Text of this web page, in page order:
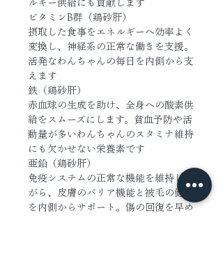
ルギー供給にも貢献します
ビタミンB群（鶏砂肝）
摂取した食事をエネルギーへ効率よく
変換し、神経系の正常な働きを支援。
活発なわんちゃんの毎日を内側から支
えます
鉄（鶏砂肝）
赤血球の生成を助け、全身への酸素供
給をスムーズにします。貧血予防や活
動量が多いわんちゃんのスタミナ維持
にも欠かせない栄養素です
亜鉛（鶏砂肝）
免疫システムの正常な機能を維持しな
がら、皮膚のバリア機能と被毛の健康
を内側からサポート。傷の回復を早め